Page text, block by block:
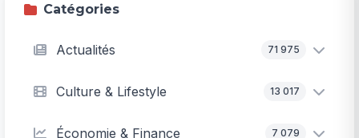
Catégories
Actualités 71 975
Culture & Lifestyle 13 017
Économie & Finance 7 079